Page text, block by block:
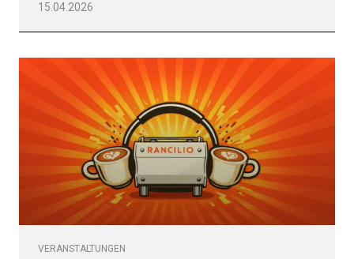
15.04.2026
VERANSTALTUNGEN